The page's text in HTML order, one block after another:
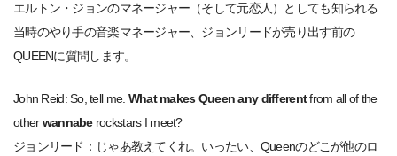
エルトン・ジョンのマネージャー（そして元恋人）としても知られる
当時のやり手の音楽マネージャー、ジョンリードが売り出す前の
QUEENに質問します。
John Reid: So, tell me. What makes Queen any differentfrom all of the
otherwannaberockstars I meet?
ジョンリード：じゃあ教えてくれ。いったい、Queenのどこが他のロ